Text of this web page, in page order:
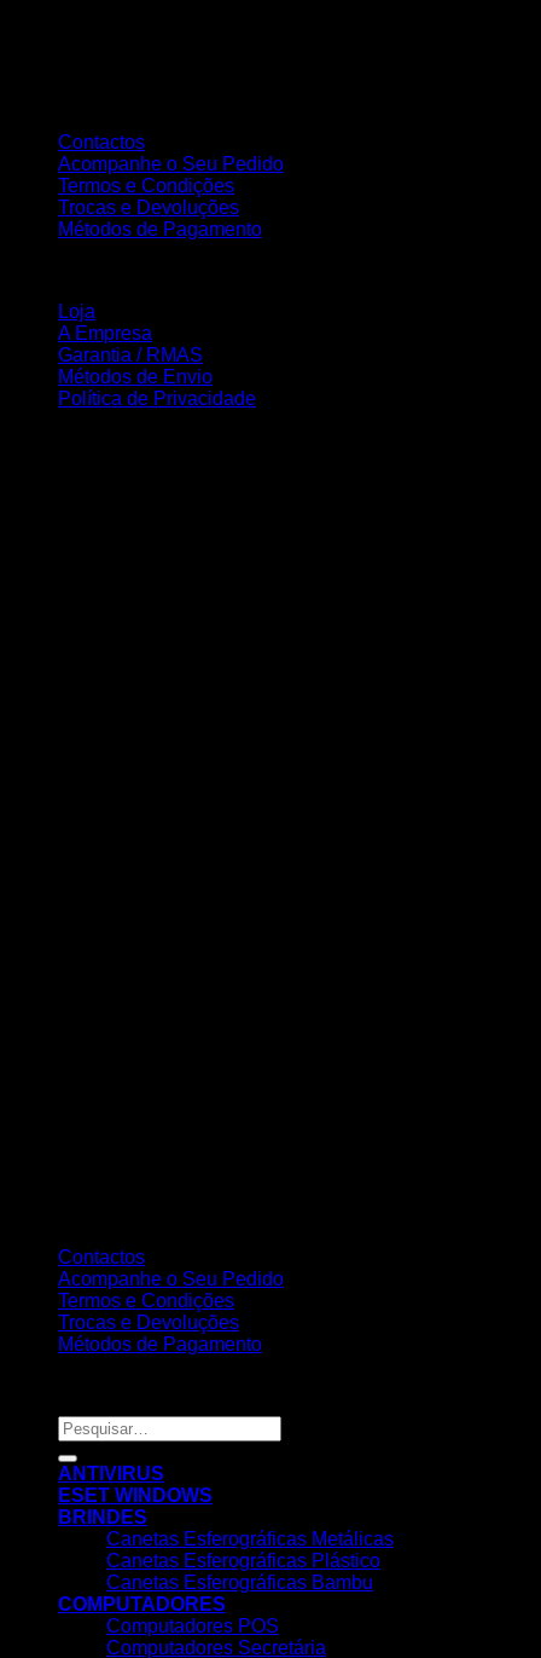
Contactos
Acompanhe o Seu Pedido
Termos e Condições
Trocas e Devoluções
Métodos de Pagamento
Loja
A Empresa
Garantia / RMAS
Métodos de Envio
Política de Privacidade
Contactos
Acompanhe o Seu Pedido
Termos e Condições
Trocas e Devoluções
Métodos de Pagamento
Pesquisar
por:
ANTIVIRUS
ESET WINDOWS
BRINDES
Canetas Esferográficas Metálicas
Canetas Esferográficas Plástico
Canetas Esferográficas Bambu
COMPUTADORES
Computadores POS
Computadores Secretária